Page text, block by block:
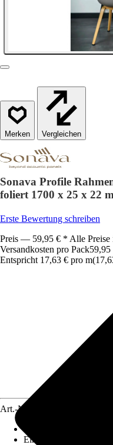
Vergleichen
Sonava Profile
foliert 1700 x 25 x 22
Erste Bewertung schreiben
Preis — 59,95 € * Alle
Versandkosten pro Pack59,95
Entspricht 17,63 € pro m(
Art.-Nr.
Einsatzbereich